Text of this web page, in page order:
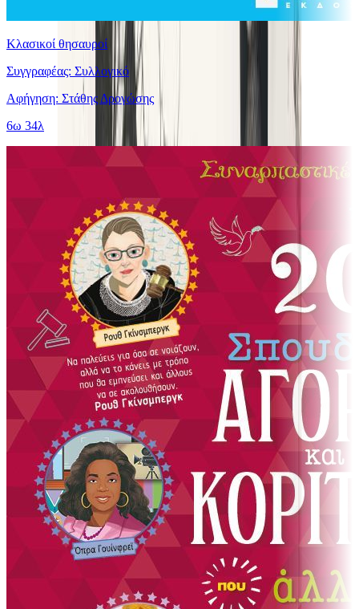
Κλασικοί θησαυροί
Συγγραφέας: Συλλογικό
Αφήγηση: Στάθης Δρογώσης
6ω 34λ